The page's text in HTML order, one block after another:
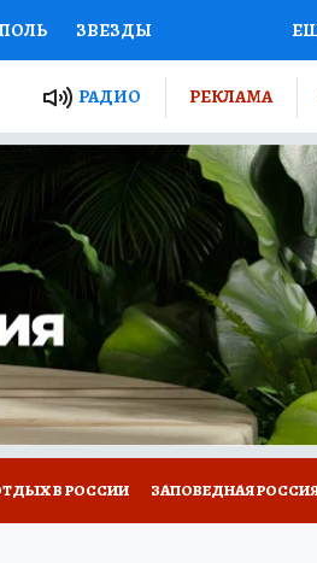
ЗВЕЗДЫ
ПРОЕКТЫ РОССИИ
ПУТЕВОДИТЕЛЬ
ТУРИЗМ
ВСЕ О КП РАДИО КП
РАДИО РЕКЛАМА
В РОССИИ ЗАПОВЕДНАЯ